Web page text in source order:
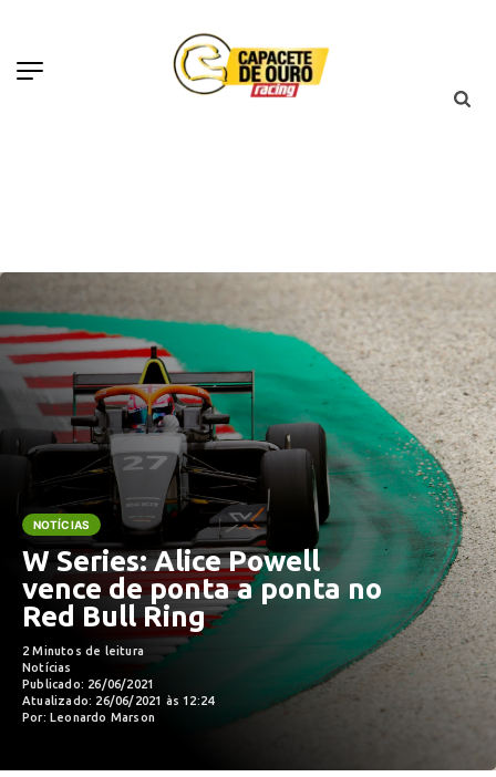
NOTÍCIAS
W Series: Alice Powell
vence de ponta a ponta no
Red Bull Ring
2 Minutos de leitura
Notícias
Publicado: 26/06/2021
Atualizado: 26/06/2021 às 12:24
Por: Leonardo Marson